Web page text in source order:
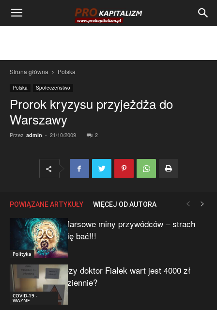
Strona główna Polska
Polska Społeczeństwo
Prorok kryzysu przyjeżdża do
Warszawy
Przez admin - 21/10/2009 2
POWIĄZANE ARTYKUŁY WIĘCEJ OD AUTORA
Polityka
Marsowe miny przywódców – strach
się bać!!!
COVID-19 -
WAŻNE
Czy doktor Fiałek wart jest 4000 zł
dziennie?